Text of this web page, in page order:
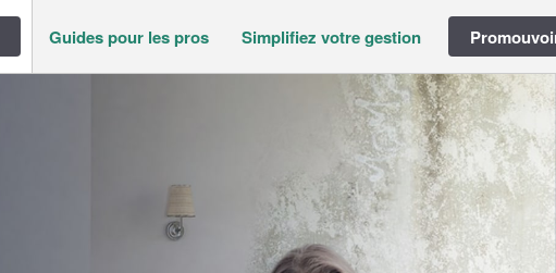
Guides pour les pros Simplifiez votre gestion